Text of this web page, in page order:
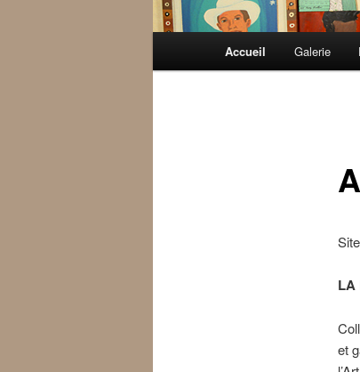
Aller au contenu
Aller au contenu
Accueil Galerie
Site
LA
et